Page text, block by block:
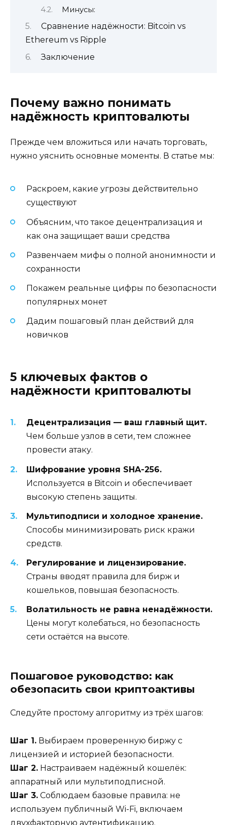
Минусы:
Сравнение надёжности: Bitcoin vs
Ethereum vs Ripple
Заключение
Почему важно понимать
надёжность криптовалюты
Прежде чем вложиться или начать торговать,
нужно уяснить основные моменты. В статье мы:
Раскроем, какие угрозы действительно
существуют
Объясним, что такое децентрализация и
как она защищает ваши средства
Развенчаем мифы о полной анонимности и
сохранности
Покажем реальные цифры по безопасности
популярных монет
Дадим пошаговый план действий для
новичков
5 ключевых фактов о
надёжности криптовалюты
Децентрализация — ваш главный щит.
Чем больше узлов в сети, тем сложнее
провести атаку.
Шифрование уровня SHA-256.
Используется в Bitcoin и обеспечивает
высокую степень защиты.
Мультиподписи и холодное хранение.
Способы минимизировать риск кражи
средств.
Регулирование и лицензирование.
Страны вводят правила для бирж и
кошельков, повышая безопасность.
Волатильность не равна ненадёжности.
Цены могут колебаться, но безопасность
сети остаётся на высоте.
Пошаговое руководство: как
обезопасить свои криптоактивы
Следуйте простому алгоритму из трёх шагов:
Шаг 1. Выбираем проверенную биржу с
лицензией и историей безопасности.
Шаг 2. Настраиваем надёжный кошелёк:
аппаратный или мультиподписной.
Шаг 3. Соблюдаем базовые правила: не
используем публичный Wi-Fi, включаем
двухфакторную аутентификацию.